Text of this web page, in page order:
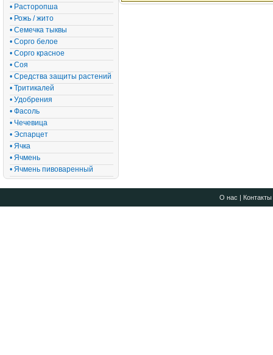
• Расторопша
• Рожь / жито
• Семечка тыквы
• Сорго белое
• Сорго красное
• Соя
• Средства защиты растений
• Тритикалей
• Удобрения
• Фасоль
• Чечевица
• Эспарцет
• Ячка
• Ячмень
• Ячмень пивоваренный
О нас | Контакты